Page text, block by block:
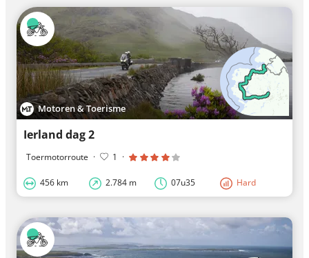
Motoren & Toerisme
Ierland dag 2
Toermotorroute · 1 ·
456 km 2.784 m 07u35 Hard